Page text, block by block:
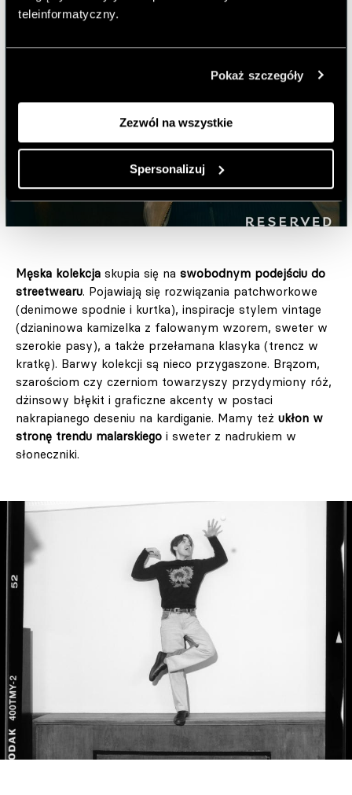
teleinformatyczny.
Pokaż szczegóły
Zezwól na wszystkie
Spersonalizuj
Męska kolekcja skupia się na swobodnym podejściu do
streetwearu. Pojawiają się rozwiązania patchworkowe
(denimowe spodnie i kurtka), inspiracje stylem vintage
(dzianinowa kamizelka z falowanym wzorem, sweter w
szerokie pasy), a także przełamana klasyka (trencz w
kratkę). Barwy kolekcji są nieco przygaszone. Brązom,
szarościom czy czerniom towarzyszy przydymiony róż,
dżinsowy błękit i graficzne akcenty w postaci
nakrapianego deseniu na kardiganie. Mamy też ukłon w
stronę trendu malarskiego i sweter z nadrukiem w
słoneczniki.